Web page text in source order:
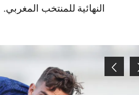
النهائية للمنتخب المغربي.